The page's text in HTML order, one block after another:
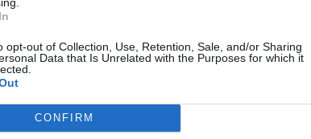
opt-out of Collection, Use, Retention, Sale, and/or Sharing
Data that Is Unrelated with the Purposes for which it
CONFIRM
a Kárpát-medence
szerepet is